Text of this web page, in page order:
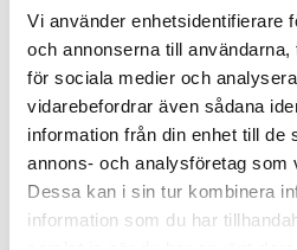
Vi använder enhetsidentifierare
och annonserna till
för sociala medier och
vidarebefordrar även sådana
information från din enhet till de
annons- och analysföretag som
Dessa kan i sin tur kombinera
information som du har
Medlemsavgift
Genom din medlemsavgift bidrar
för föreningen Afrikagrupperna.
kostnader kopplade till
styrelsens arbete samt
informationsarbete. En
grundbulten för allt det arbete
södra Afrika och i Sverige